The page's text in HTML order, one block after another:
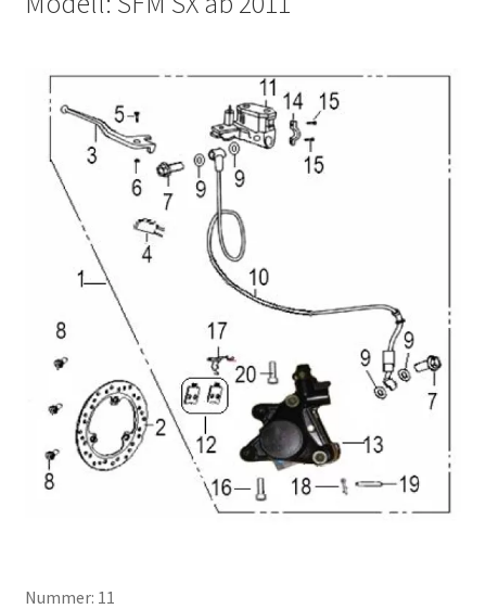
Nummer: 11